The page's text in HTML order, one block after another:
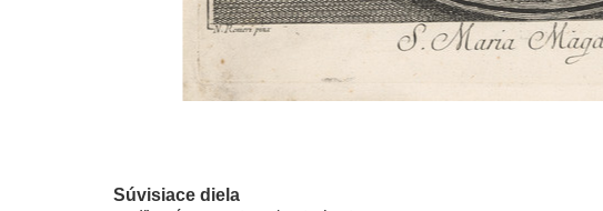
Súvisiace diela